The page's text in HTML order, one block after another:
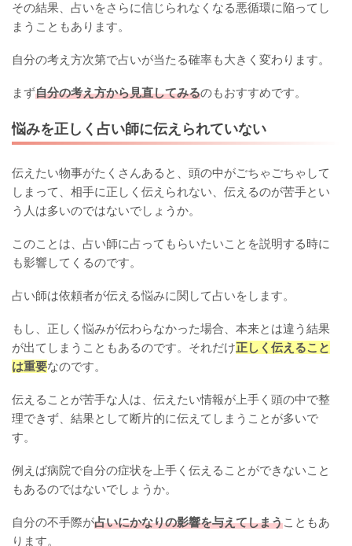
その結果、占いをさらに信じられなくなる悪循環に陥ってし
まうこともあります。
自分の考え方次第で占いが当たる確率も大きく変わります。
まず自分の考え方から見直してみるのもおすすめです。
悩みを正しく占い師に伝えられていない
伝えたい物事がたくさんあると、頭の中がごちゃごちゃして
しまって、相手に正しく伝えられない、伝えるのが苦手とい
う人は多いのではないでしょうか。
このことは、占い師に占ってもらいたいことを説明する時に
も影響してくるのです。
占い師は依頼者が伝える悩みに関して占いをします。
もし、正しく悩みが伝わらなかった場合、本来とは違う結果
が出てしまうこともあるのです。それだけ正しく伝えること
は重要なのです。
伝えることが苦手な人は、伝えたい情報が上手く頭の中で整
理できず、結果として断片的に伝えてしまうことが多いで
す。
例えば病院で自分の症状を上手く伝えることができないこと
もあるのではないでしょうか。
自分の不手際が占いにかなりの影響を与えてしまうこともあ
ります。